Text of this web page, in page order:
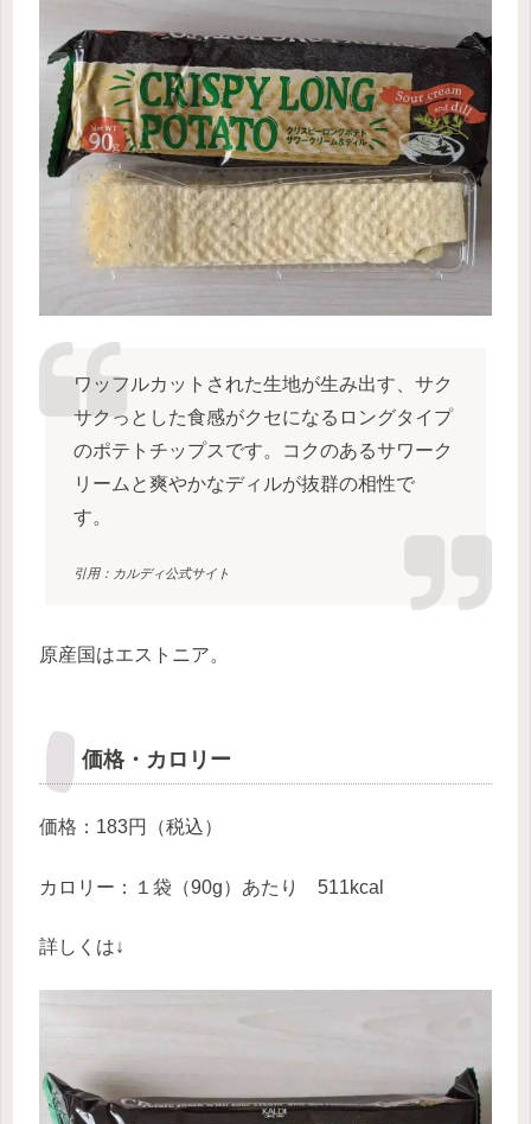
ワッフルカットされた生地が生み出す、サク
サクっとした食感がクセになるロングタイプ
のポテトチップスです。コクのあるサワーク
リームと爽やかなディルが抜群の相性で
す。
引用：カルディ公式サイト
原産国はエストニア。
価格・カロリー
価格：183円（税込）
カロリー：１袋（90g）あたり 511kcal
詳しくは↓